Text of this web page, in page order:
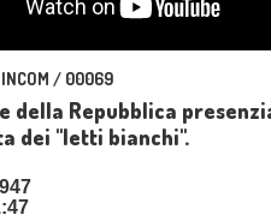
/ 00069
della Repubblica
dei "letti bianchi".